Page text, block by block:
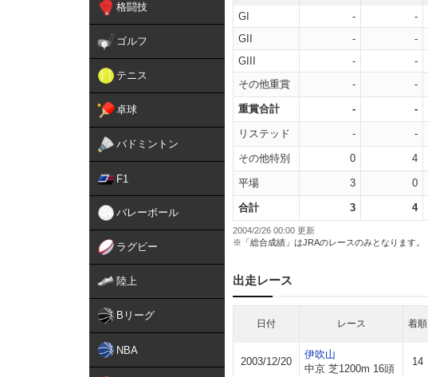
格闘技
ゴルフ
テニス
卓球
バドミントン
F1
バレーボール
ラグビー
陸上
Bリーグ
NBA
GI - -
GII
- -
GIII
- -
その他重賞
- -
重賞合計 - -
リステッド - -
その他特別 0 4
平場 3 0
合計 3 4
2004/2/26 00:00 更新
※「総合成績」はJRAのレースのみとなります。
出走レース
日付 レース 着順
2003/12/20
伊吹山
中京 芝1200m 16頭
14